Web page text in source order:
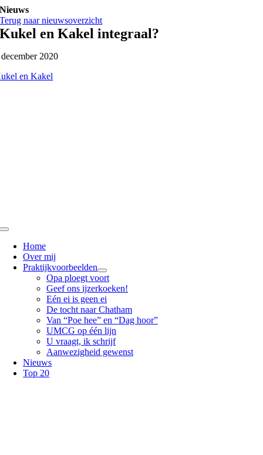
Ga
naar
inhoud
Toggle
NavigationHome
Over mij
Praktijkvoorbeelden
Opa ploegt voort
Geef ons ijzerkoeken!
Eén ei is geen ei
De tocht naar Chatham
Van “Poe hee” en “Dag hoor”
UMCG op één lijn
U vraagt, ik schrijf
Aanwezigheid gewenst
Nieuws
Top 20
Nieuws
Terug naar nieuwsoverzicht
Kukel en Kakel integraal?
2020
en Kakel